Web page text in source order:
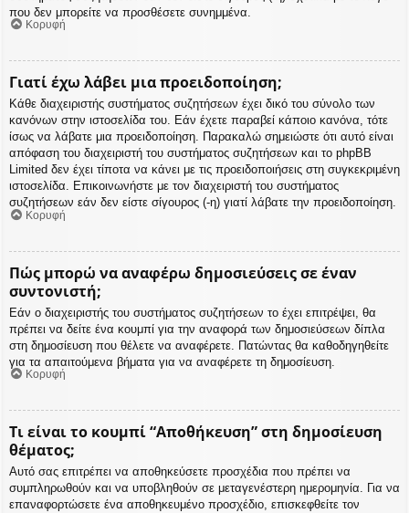
που δεν μπορείτε να προσθέσετε συνημμένα.
Κορυφή
Γιατί έχω λάβει μια προειδοποίηση;
Κάθε διαχειριστής συστήματος συζητήσεων έχει δικό του σύνολο των
κανόνων στην ιστοσελίδα του. Εάν έχετε παραβεί κάποιο κανόνα, τότε
ίσως να λάβατε μια προειδοποίηση. Παρακαλώ σημειώστε ότι αυτό είναι
απόφαση του διαχειριστή του συστήματος συζητήσεων και το phpBB
Limited δεν έχει τίποτα να κάνει με τις προειδοποιήσεις στη συγκεκριμένη
ιστοσελίδα. Επικοινωνήστε με τον διαχειριστή του συστήματος
συζητήσεων εάν δεν είστε σίγουρος (-η) γιατί λάβατε την προειδοποίηση.
Κορυφή
Πώς μπορώ να αναφέρω δημοσιεύσεις σε έναν
συντονιστή;
Εάν ο διαχειριστής του συστήματος συζητήσεων το έχει επιτρέψει, θα
πρέπει να δείτε ένα κουμπί για την αναφορά των δημοσιεύσεων δίπλα
στη δημοσίευση που θέλετε να αναφέρετε. Πατώντας θα καθοδηγηθείτε
για τα απαιτούμενα βήματα για να αναφέρετε τη δημοσίευση.
Κορυφή
Τι είναι το κουμπί “Αποθήκευση” στη δημοσίευση
θέματος;
Αυτό σας επιτρέπει να αποθηκεύσετε προσχέδια που πρέπει να
συμπληρωθούν και να υποβληθούν σε μεταγενέστερη ημερομηνία. Για να
επαναφορτώσετε ένα αποθηκευμένο προσχέδιο, επισκεφθείτε τον